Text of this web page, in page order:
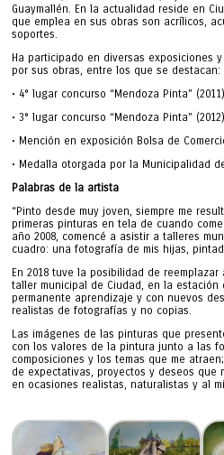
Guaymallén. En la actualidad reside en
que emplea en sus obras son acrílicos,
soportes.
Ha participado en diversas exposiciones
por sus obras, entre los que se destacan:
• 4° lugar concurso “Mendoza Pinta”
• 3° lugar concurso “Mendoza Pinta”
• Mención en exposición Bolsa de
• Medalla otorgada por la Municipalidad
Palabras de la artista
“Pinto desde muy joven, siempre me
primeras pinturas en tela de cuando
año 2008, comencé a asistir a talleres
cuadro: una fotografía de mis hijas,
En 2018 tuve la posibilidad de
taller municipal de Ciudad, en la estación
permanente aprendizaje y con nuevos
realistas de fotografías y no copias.
Las imágenes de las pinturas que
con los valores de la pintura junto a las
composiciones y los temas que me
de expectativas, proyectos y deseos que
en ocasiones realistas, naturalistas y al